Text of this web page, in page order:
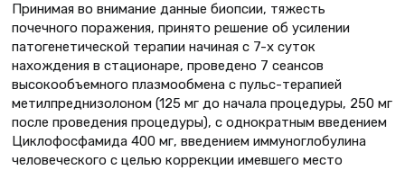
Принимая во внимание данные биопсии, тяжесть
почечного поражения, принято решение об усилении
патогенетической терапии начиная с 7-х суток
нахождения в стационаре, проведено 7 сеансов
высокообъемного плазмообмена с пульс-терапией
метилпреднизолоном (125 мг до начала процедуры, 250 мг
после проведения процедуры), с однократным введением
Циклофосфамида 400 мг, введением иммуноглобулина
человеческого с целью коррекции имевшего место